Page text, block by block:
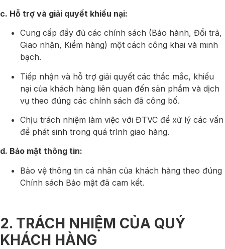
c. Hỗ trợ và giải quyết khiếu nại:
Cung cấp đầy đủ các chính sách (Bảo hành, Đổi trả,
Giao nhận, Kiểm hàng) một cách công khai và minh
bạch.
Tiếp nhận và hỗ trợ giải quyết các thắc mắc, khiếu
nại của khách hàng liên quan đến sản phẩm và dịch
vụ theo đúng các chính sách đã công bố.
Chịu trách nhiệm làm việc với ĐTVC để xử lý các vấn
đề phát sinh trong quá trình giao hàng.
d. Bảo mật thông tin:
Bảo vệ thông tin cá nhân của khách hàng theo đúng
Chính sách Bảo mật đã cam kết.
2. TRÁCH NHIỆM CỦA QUÝ
KHÁCH HÀNG